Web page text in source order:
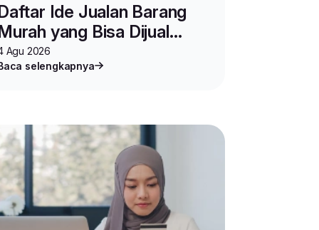
Ide Jualan Barang
yang Bisa Dijual
Auto Cuan!
Agu 2026
selengkapnya